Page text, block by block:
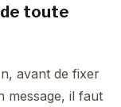
de toute
avant de fixer
message, il faut